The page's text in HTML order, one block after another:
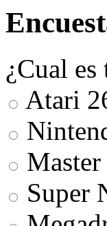
¿Cual
Atari
Super